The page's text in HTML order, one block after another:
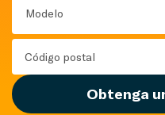
Modelo
Obtenga